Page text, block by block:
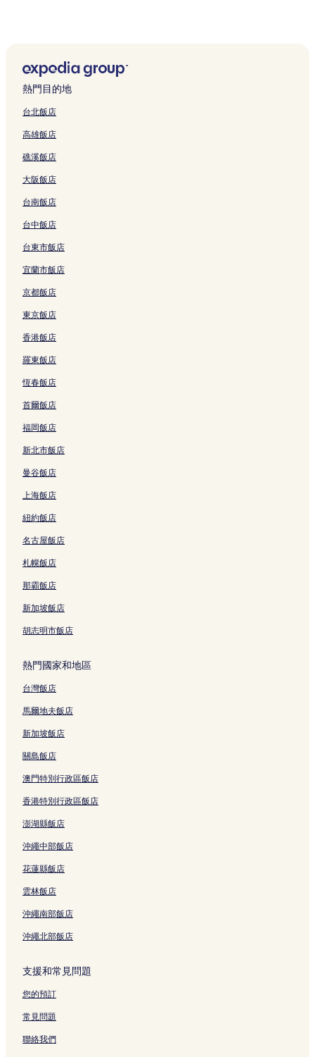
國父紀念館附近的飯店
京站時尚廣場附近的飯店
大安區飯店
台灣袖珍博物館附近的飯店
捷運南京三民站附近的飯店
捷運萬芳社區站附近的飯店
臺北榮民總醫院附近的飯店
新莊區飯店
外貿協會附近的飯店
捷運後山埤站附近的飯店
台北 101 購物中心附近的飯店
士林官邸附近的飯店
臺灣警察專科學校附近的飯店
捷運民權西路站附近的飯店
捷運台電大樓站附近的飯店
捷運市政府站附近的飯店
忠孝路附近的飯店
國立台灣大學附近的飯店
介壽公園附近的飯店
捷運台北車站附近的飯店
台北電影主題館附近的飯店
北投區飯店
南港區飯店
迪化街附近的飯店
信義區飯店
西門町飯店
微風廣場附近的飯店
捷運忠孝復興站附近的飯店
國立臺灣大學醫學院附設醫院附近的飯店
捷運南港展覽館站附近的飯店
捷運頂溪站附近的飯店
遼寧夜市附近的飯店
熱門目的地
台北飯店
高雄飯店
礁溪飯店
大阪飯店
台南飯店
台中飯店
台東市飯店
宜蘭市飯店
京都飯店
東京飯店
香港飯店
羅東飯店
恆春飯店
首爾飯店
福岡飯店
新北市飯店
曼谷飯店
上海飯店
紐約飯店
名古屋飯店
札幌飯店
那霸飯店
新加坡飯店
胡志明市飯店
熱門國家和地區
台灣飯店
馬爾地夫飯店
新加坡飯店
關島飯店
澳門特別行政區飯店
香港特別行政區飯店
澎湖縣飯店
沖繩中部飯店
花蓮縣飯店
雲林飯店
沖繩南部飯店
沖繩北部飯店
支援和常見問題
您的預訂
常見問題
聯絡我們